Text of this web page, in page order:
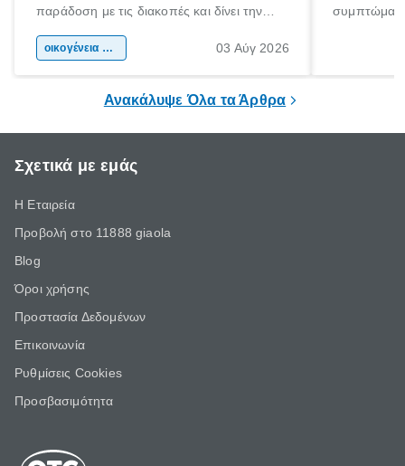
παράδοση με τις διακοπές και δίνει την
χώρας. Είτε πρόκειται για λίγες μέρες
οικογένεια & παιδί 03 Αύγ 2026
Ανακάλυψε Όλα τα Άρθρα
Σχετικά με εμάς
Η Εταιρεία
Προβολή στο 11888 giaola
Blog
Όροι χρήσης
Προστασία Δεδομένων
Επικοινωνία
Ρυθμίσεις Cookies
Προσβασιμότητα